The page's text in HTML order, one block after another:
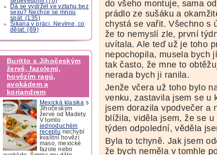
Dá se vydržet ve vztahu bez
sexu? Nechce se mnou
spát. (135)
Šikana v práci. Nevíme, co
dělat. (69)
Buritto s Jihočeským
žervé, fazolemi,
hovězím ragú,
avokádem a
koriandrem
Mexická klasika s
Jihočeským
žervé od Madety.
V tomto
jednoduchém
receptu nechybí
kvalitní hovězí
maso, mexické
fazole nebo
do všeho montuje, sama
prádlo ze sušáku a
chystá se vařit. Všechno s
že to nemyslí zle, první
uvítala. Ale teď už je toho
nepochopila, musela bych
tak často, že mne to
nerada bych ji ranila.
Jenže včera už toho bylo
venku, zastavila jsem se u
jsem dorazila vpodvečer a
blížila, viděla jsem, že se
týden odpolední, věděla
Byla to tchyně. Jak jsem
že bych neměla v tomhle